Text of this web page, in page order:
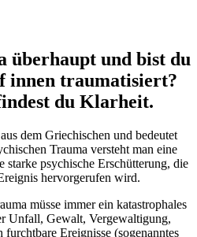
überhaupt und bist du
innen traumatisiert?
du Klarheit.
dem Griechischen und bedeutet
Trauma versteht man eine
starke psychische Erschütterung, die
hervorgerufen wird.
müsse immer ein katastrophales
Unfall, Gewalt, Vergewaltigung,
Ereignisse (sogenanntes